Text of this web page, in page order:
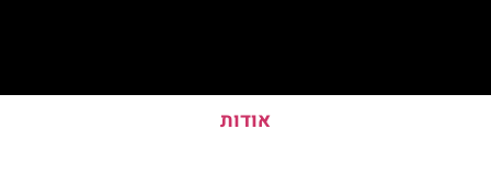
אודות